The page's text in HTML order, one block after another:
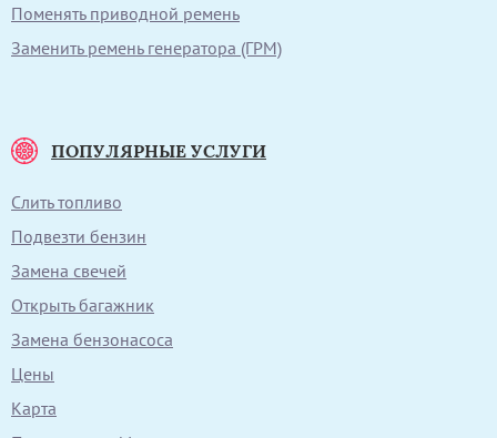
Поменять приводной ремень
Заменить ремень генератора (ГРМ)
ПОПУЛЯРНЫЕ УСЛУГИ
Слить топливо
Подвезти бензин
Замена свечей
Открыть багажник
Замена бензонасоса
Цены
Карта